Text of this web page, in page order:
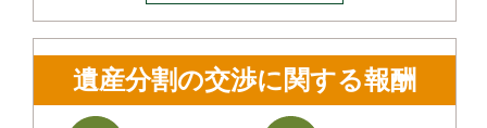
遺産分割の交渉に関する報酬